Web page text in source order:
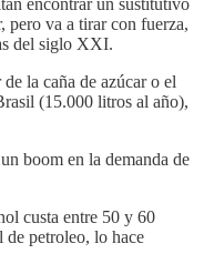
pero va a tirar con fuerza,
del siglo XXI.
la caña de azúcar o el
(15.000 litros al año),
boom en la demanda de
custa entre 50 y 60
de petroleo, lo hace